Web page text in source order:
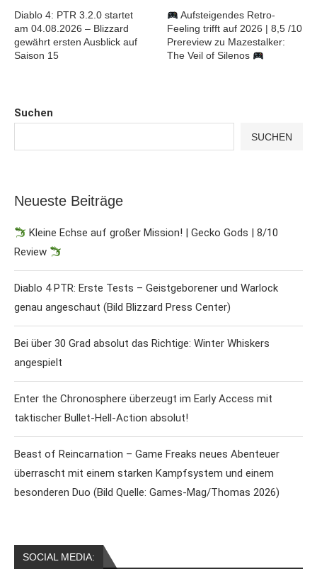
Suchen
SUCHEN
Neueste Beiträge
Kleine Echse auf großer Mission! | Gecko Gods | 8/10
Review
Diablo 4 PTR: Erste Tests – Geistgeborener und Warlock
genau angeschaut (Bild Blizzard Press Center)
Bei über 30 Grad absolut das Richtige: Winter Whiskers
angespielt
Enter the Chronosphere überzeugt im Early Access mit
taktischer Bullet-Hell-Action absolut!
Beast of Reincarnation – Game Freaks neues Abenteuer
überrascht mit einem starken Kampfsystem und einem
besonderen Duo (Bild Quelle: Games-Mag/Thomas 2026)
SOCIAL MEDIA:
Diablo 4: PTR 3.2.0 startet
am 04.08.2026 – Blizzard
gewährt ersten Ausblick auf
Saison 15
Aufsteigendes Retro-
Feeling trifft auf 2026 | 8,5 /10
Prereview zu Mazestalker:
The Veil of Silenos